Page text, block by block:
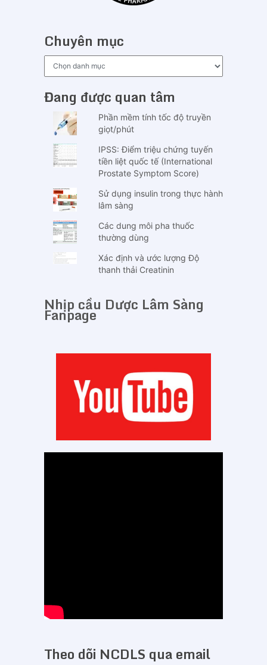
Chuyên mục
Đang được quan tâm
Phần mềm tính tốc độ truyền
giọt/phút
IPSS: Điểm triệu chứng tuyến
tiền liệt quốc tế (International
Prostate Symptom Score)
Sử dụng insulin trong thực hành
lâm sàng
Các dung môi pha thuốc
thường dùng
Xác định và ước lượng Độ
thanh thải Creatinin
Nhịp cầu Dược Lâm Sàng
Fanpage
Theo dõi NCDLS qua email